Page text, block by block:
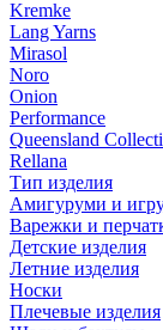
Kremke
Lang Yarns
Mirasol
Noro
Onion
Performance
Queensland
Rellana
Тип изделия
Амигуруми и
Варежки и
Детские изделия
Летние изделия
Носки
Плечевые изделия